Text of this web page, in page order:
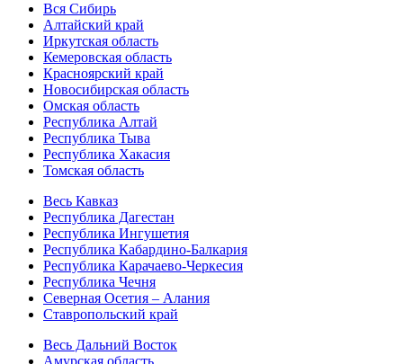
Вся Сибирь
Алтайский край
Иркутская область
Кемеровская область
Красноярский край
Новосибирская область
Омская область
Республика Алтай
Республика Тыва
Республика Хакасия
Томская область
Весь Кавказ
Республика Дагестан
Республика Ингушетия
Республика Кабардино-Балкария
Республика Карачаево-Черкесия
Республика Чечня
Северная Осетия – Алания
Ставропольский край
Весь Дальний Восток
Амурская область